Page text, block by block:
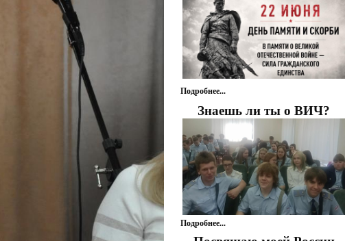
Подробнее...
Знаешь ли ты о ВИЧ?
Подробнее...